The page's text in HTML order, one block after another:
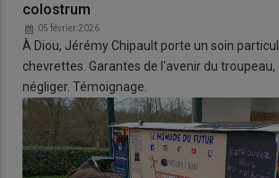
colostrum
05 février 2026
À Diou, Jérémy Chipault porte un soin
chevrettes. Garantes de l'avenir du
négliger. Témoignage.